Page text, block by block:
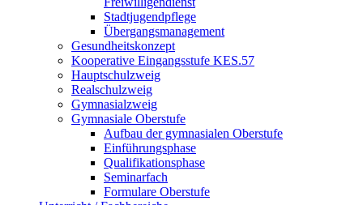
Stadtjugendpflege
Übergangsmanagement
Gesundheitskonzept
Kooperative Eingangsstufe KES.57
Hauptschulzweig
Realschulzweig
Gymnasialzweig
Gymnasiale Oberstufe
Aufbau der gymnasialen Oberstufe
Einführungsphase
Qualifikationsphase
Seminarfach
Formulare Oberstufe